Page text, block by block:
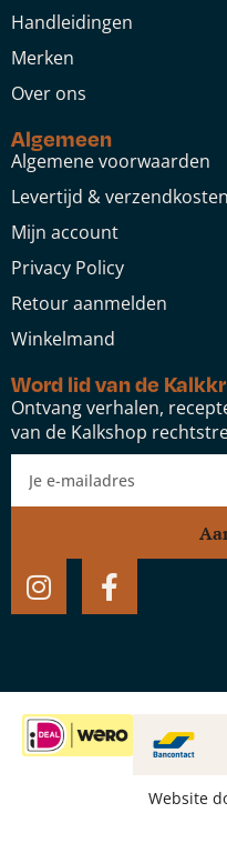
Handleidingen
Merken
Over ons
Algemeen
Algemene voorwaarden
Levertijd & verzendkosten
Mijn account
Privacy Policy
Retour aanmelden
Winkelmand
Word lid van de
Ontvang verhalen,
van de Kalkshop
Website